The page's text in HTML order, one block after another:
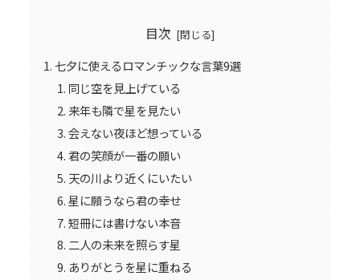
目次
七夕に使えるロマンチックな言葉9選
同じ空を見上げている
来年も隣で星を見たい
会えない夜ほど想っている
君の笑顔が一番の願い
天の川より近くにいたい
星に願うなら君の幸せ
短冊には書けない本音
二人の未来を照らす星
ありがとうを星に重ねる